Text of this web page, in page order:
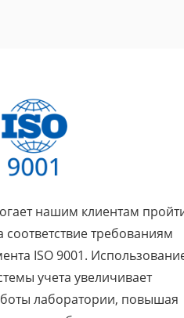
большая область
вызывал
порядке искать
напоминаний о сроках
нашим клиентам
требованиям
ISO 9001.
учета увеличивает
лаборатории, повышая